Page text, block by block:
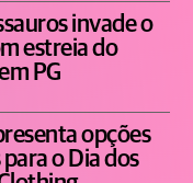
invade o
estreia do
PG
opções
o Dia dos